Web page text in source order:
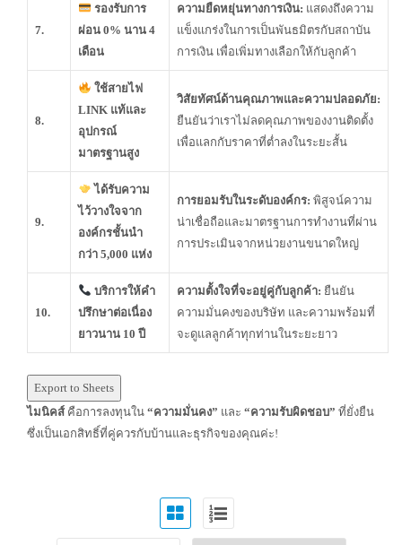
7.
รองรับการ
ผ่อน 0% นาน 4
เดือน
ความยืดหยุ่นทางการเงิน: แสดงถึงความ
แข็งแกร่งในการเป็นพันธมิตรกับสถาบัน
การเงิน เพื่อเพิ่มทางเลือกให้กับลูกค้า
8.
ใช้สายไฟ
LINK แท้และ
อุปกรณ์
มาตรฐานสูง
วิสัยทัศน์ด้านคุณภาพและความปลอดภัย:
ยืนยันว่าเราไม่ลดคุณภาพของงานติดตั้ง
เพื่อแลกกับราคาที่ต่ำลงในระยะสั้น
9.
ได้รับความ
ไว้วางใจจาก
องค์กรชั้นนำ
กว่า 5,000 แห่ง
การยอมรับในระดับองค์กร: พิสูจน์ความ
น่าเชื่อถือและมาตรฐานการทำงานที่ผ่าน
การประเมินจากหน่วยงานขนาดใหญ่
10.
บริการให้คำ
ปรึกษาต่อเนื่อง
ยาวนาน 10 ปี
ความตั้งใจที่จะอยู่คู่กับลูกค้า: ยืนยัน
ความมั่นคงของบริษัท และความพร้อมที่
จะดูแลลูกค้าทุกท่านในระยะยาว
Export to Sheets
ไมนิคส์ คือการลงทุนใน “ความมั่นคง” และ “ความรับผิดชอบ” ที่ยั่งยืน
ซึ่งเป็นเอกสิทธิ์ที่คู่ควรกับบ้านและธุรกิจของคุณค่ะ!